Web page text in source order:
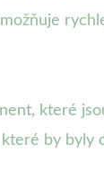
které
by